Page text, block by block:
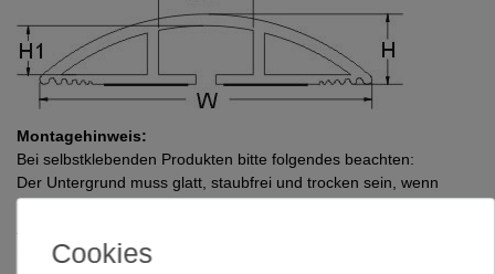
Montagehinweis:
Bei selbstklebenden Produkten bitte folgendes beachten:
Der Untergrund muss glatt, staubfrei und trocken sein, wenn
möglich mit Reinigungsbenzin gesäubert!!
Anpressdruck geht vor Anpressdauer. Die Verklebung sollte ca. 2
Stunden unbelastet bleiben.
Cookies